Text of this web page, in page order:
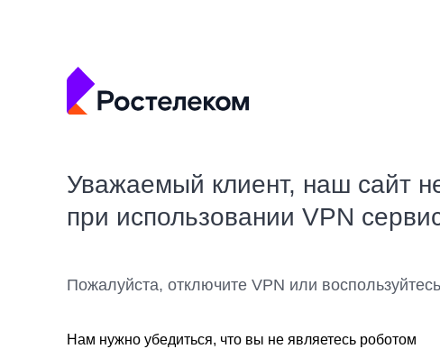
Уважаемый клиент, наш сайт
при использовании VPN
Пожалуйста, отключите VPN или
Нам нужно убедиться, что вы не являетесь роботом